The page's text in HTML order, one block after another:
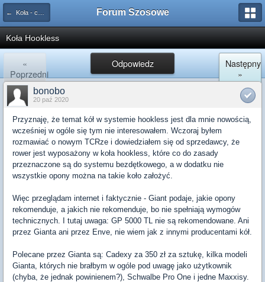
← Koła - części do kół - ogumienie Forum Szosowe
Koła Hookless
Odpowiedz
«
Poprzedni
Następny
»
bonobo
20 paź 2020
Przyznaję, że temat kół w systemie hookless jest dla mnie nowością,
wcześniej w ogóle się tym nie interesowałem. Wczoraj byłem
rozmawiać o nowym TCRze i dowiedziałem się od sprzedawcy, że
rower jest wyposażony w koła hookless, które co do zasady
przeznaczone są do systemu bezdętkowego, a w dodatku nie
wszystkie opony można na takie koło założyć.
Więc przeglądam internet i faktycznie - Giant podaje, jakie opony
rekomenduje, a jakich nie rekomenduje, bo nie spełniają wymogów
technicznych. I tutaj uwaga: GP 5000 TL nie są rekomendowane. Ani
przez Gianta ani przez Enve, nie wiem jak z innymi producentami kół.
Polecane przez Gianta są: Cadexy za 350 zł za sztukę, kilka modeli
Gianta, których nie brałbym w ogóle pod uwagę jako użytkownik
(chyba, że jednak powinienem?), Schwalbe Pro One i jedne Maxxisy.